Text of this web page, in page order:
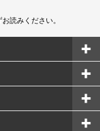
読みください。